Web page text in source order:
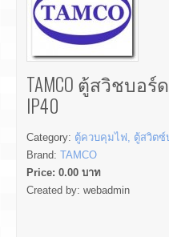
TAMCO ตู้สวิชบอ
IP40
Category: ตู้ควบคุมไฟ, ตู้สวิตซ์
Brand: TAMCO
Price: 0.00 บาท
Created by: webadmin